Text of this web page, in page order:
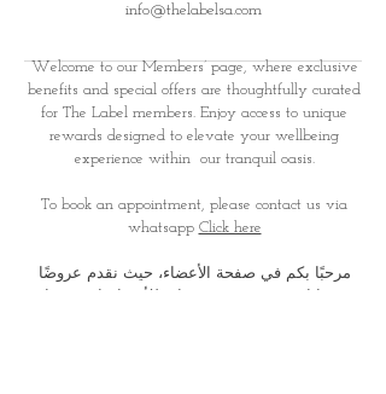
info@thelabelsa.com
Welcome to our Members’ page, where exclusive
benefits and special offers are thoughtfully curated
for The Label members. Enjoy access to unique
rewards designed to elevate your wellbeing
experience within our tranquil oasis.
To book an appointment, please contact us via
whatsapp Click here
مرحبًا بكم في صفحة الأعضاء، حيث نقدم عروضًا